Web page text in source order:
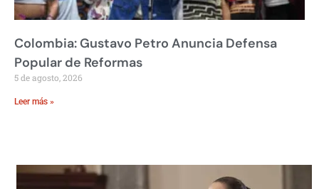
Colombia: Gustavo Petro Anuncia Defensa
Popular de Reformas
5 de agosto, 2026
Leer más »